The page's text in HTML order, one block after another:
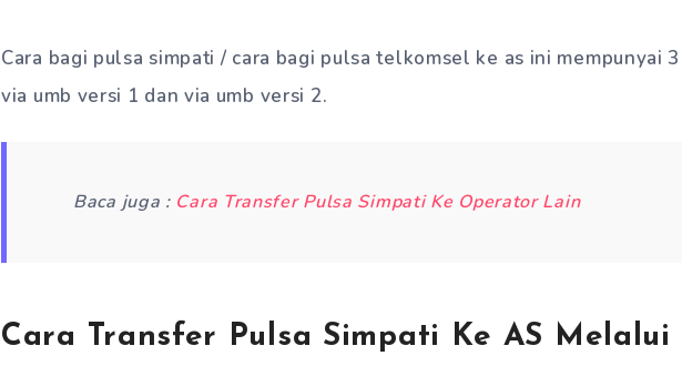
Cara bagi pulsa simpati / cara bagi pulsa telkomsel ke as ini mempunyai
via umb versi 1 dan via umb versi 2.
Baca juga : Cara Transfer Pulsa Simpati Ke Operator Lain
Cara Transfer Pulsa Simpati Ke AS Melalui